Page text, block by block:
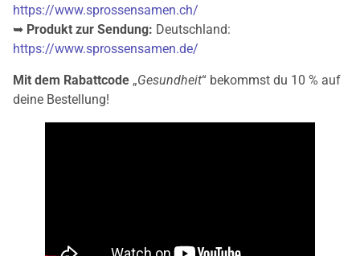
https://www.sprossensamen.ch/
➥ Produkt zur Sendung: Deutschland:
https://www.sprossensamen.de/
Mit dem Rabattcode „Gesundheit“ bekommst du 10 % auf
deine Bestellung!